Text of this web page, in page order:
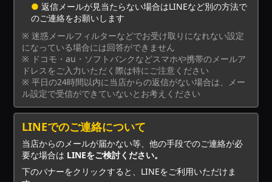
● 返信メールが見当たらない場合はLINEなど別の方法で
のご連絡をお願いします
※ 迷惑メールフィルターなどでお受け取りになれない設定
になっている場合には回答ができません
※ ドコモ・au・ソフトバンクなどスマホや携帯のメールア
ドレスをご入力いただく際は特にご注意ください
※ 平日の24時間以内に当店からの返信がない場合は、メー
ル設定で受信ができていないとお考えください
LINEでのご連絡について
当店からのメールが届かない等、他の手段でのご連絡が必
要な場合は LINEをご検討ください。
下のバナーをクリックすると、LINEをご利用いただけま